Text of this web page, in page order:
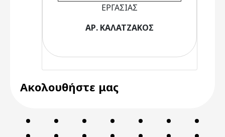
ΕΡΓΑΣΙΑΣ
ΑΡ. ΚΑΛΑΤΖΑΚΟΣ
Ακολουθήστε μας